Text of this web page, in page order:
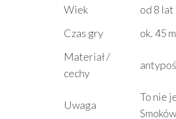
Wiek
od 8 lat
Czas gry
ok. 45
Materiał /
cechy
Uwaga
To nie
Smoków